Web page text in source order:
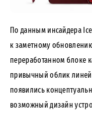
По данным инсайдера Ice
к заметному
переработанном блоке
привычный облик
появились
возможный дизайн